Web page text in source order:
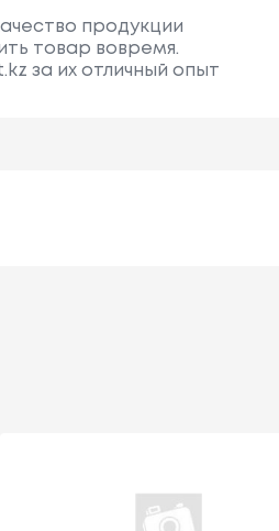
продукции
товар вовремя.
за их отличный опыт